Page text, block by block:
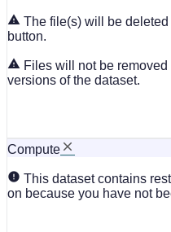
The file(s) will be
button.
Files will not be
versions of the dataset.
Compute
This dataset contains
on because you have not